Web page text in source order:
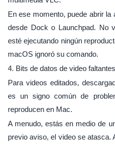
En ese momento, puede abrir
desde Dock o Launchpad. No
esté ejecutando ningún
macOS ignoró su comando.
4. Bits de datos de video faltantes
Para videos editados,
es un signo común de
reproducen en Mac.
A menudo, estás en medio de
previo aviso, el video se atasca.